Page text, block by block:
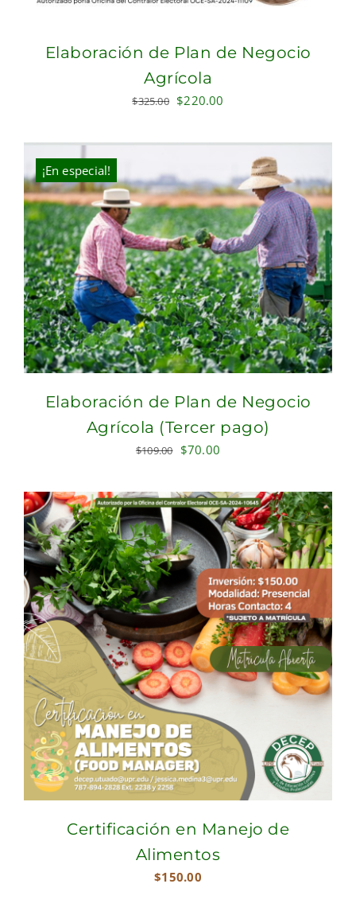
Elaboración de Plan de Negocio
Agrícola
$325.00 Original
was:
$220.00
is:
$220.00.
¡En especial!
Elaboración de Plan de Negocio
Agrícola (Tercer pago)
$109.00 Original
was:
$109.00.
$70.00
is:
$70.00.
Certificación en Manejo de
Alimentos
$150.00